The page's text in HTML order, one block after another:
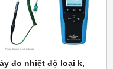
đo nhiệt độ loại k,